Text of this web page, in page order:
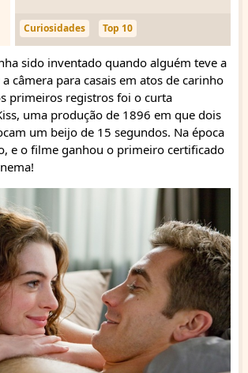
Curiosidades Top 10
sido inventado quando alguém teve a
câmera para casais em atos de carinho
primeiros registros foi o curta
uma produção de 1896 em que dois
um beijo de 15 segundos. Na época
e o filme ganhou o primeiro certificado